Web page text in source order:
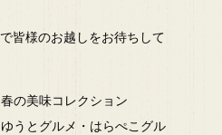
皆様のお越しをお待ちして
の美味コレクション
うとグルメ・はらぺこグル